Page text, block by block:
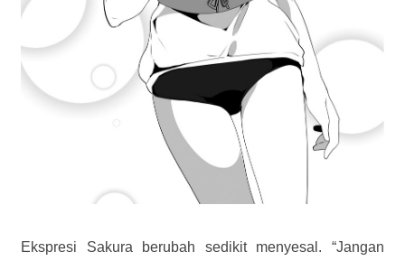
Ekspresi Sakura berubah sedikit menyesal. “Jangan